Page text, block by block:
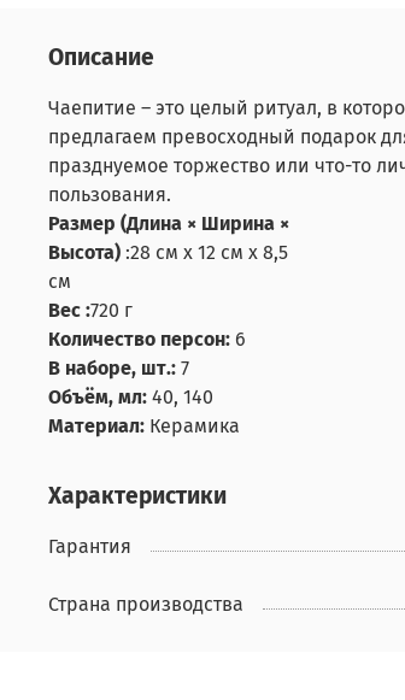
Описание
Чаепитие – это целый ритуал, в
предлагаем превосходный подарок
празднуемое торжество или что-то
пользования.
Размер (Длина × Ширина ×
Высота) :28 см х 12 см х 8,5
см
Вес :720 г
Количество персон: 6
В наборе, шт.: 7
Объём, мл: 40, 140
Материал: Керамика
Характеристики
Гарантия
Страна производства